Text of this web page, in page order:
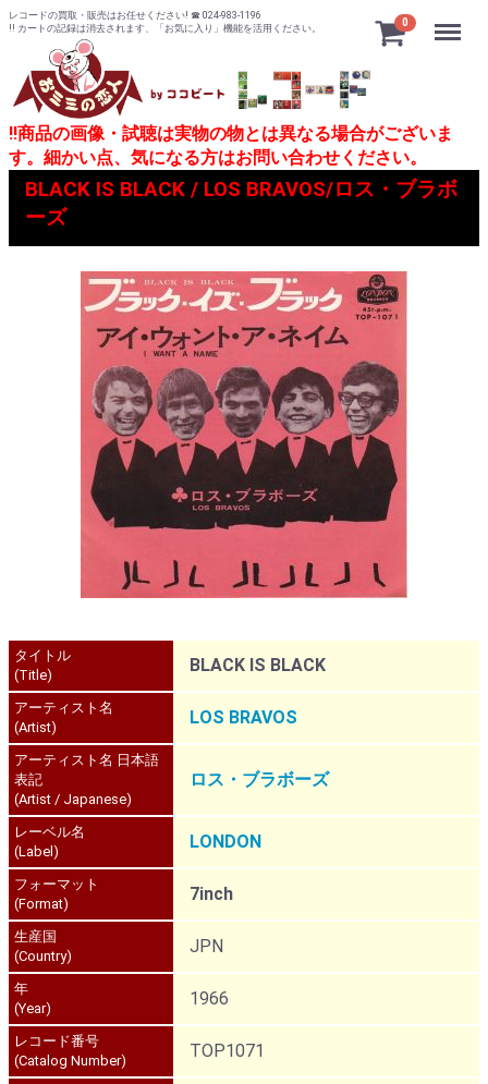
レコードの買取・販売はお任せください! ☎ 024-983-1196
!! カートの記録は消去されます、「お気に入り」機能を活用ください。
0 Menu
!!商品の画像・試聴は実物の物とは異なる場合がございま
す。細かい点、気になる方はお問い合わせください。
BLACK IS BLACK / LOS BRAVOS/ロス・ブラボ
ーズ
タイトル
(Title)
BLACK IS BLACK
アーティスト名
(Artist)
LOS BRAVOS
アーティスト名 日本語
表記
(Artist / Japanese)
ロス・ブラボーズ
レーベル名
(Label)
LONDON
フォーマット
(Format)
7inch
生産国
(Country)
JPN
年
(Year)
1966
レコード番号
(Catalog Number)
TOP1071